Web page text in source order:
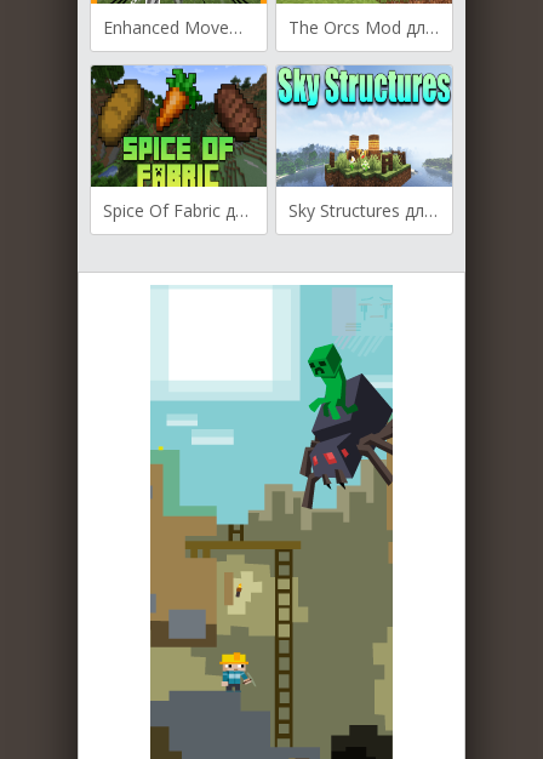
Enhanced Movement для Майнкрафт [1.20.4, 1.19.4, 1.19.3] The Orcs Mod для Майнкрафт [1.20.4, 1.20.3, 1.20.2]
Spice Of Fabric для Майнкрафт [1.20.2, 1.20.1, 1.19.4] Sky Structures для Майнкрафт [1.19.2, 1.18.2, 1.16.5]